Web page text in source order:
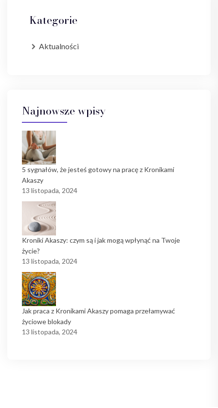
Kategorie
Aktualności
Najnowsze wpisy
5 sygnałów, że jesteś gotowy na pracę z Kronikami
Akaszy
13 listopada, 2024
Kroniki Akaszy: czym są i jak mogą wpłynąć na Twoje
życie?
13 listopada, 2024
Jak praca z Kronikami Akaszy pomaga przełamywać
życiowe blokady
13 listopada, 2024